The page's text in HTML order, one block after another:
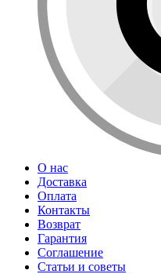
О нас
Доставка
Оплата
Контакты
Возврат
Гарантия
Соглашение
Статьи и советы